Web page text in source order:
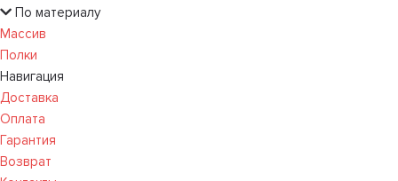
По материалу
Массив
Полки
Навигация
Доставка
Оплата
Гарантия
Возврат